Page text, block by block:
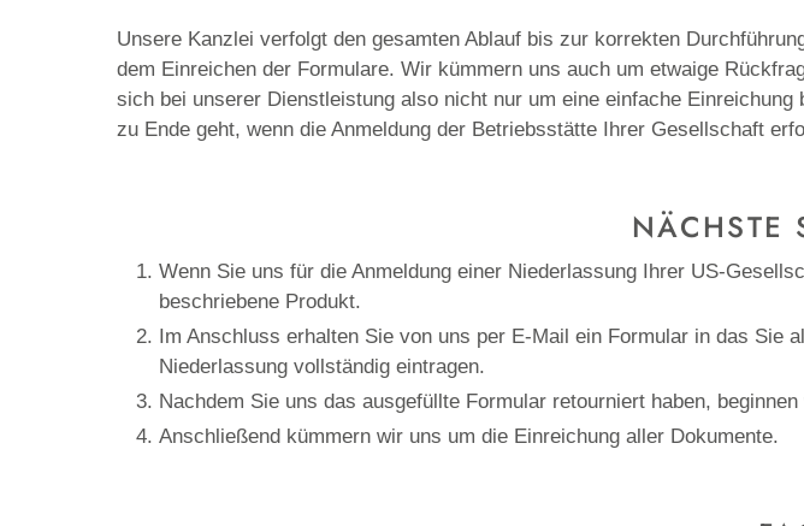
Unsere Kanzlei verfolgt den gesamten Ablauf bis zur korrekten
dem Einreichen der Formulare. Wir kümmern uns auch um etwaige
sich bei unserer Dienstleistung also nicht nur um eine einfache
zu Ende geht, wenn die Anmeldung der Betriebsstätte Ihrer Gesellschaft
NÄCHSTE
Wenn Sie uns für die Anmeldung einer Niederlassung Ihrer US-
beschriebene Produkt.
Im Anschluss erhalten Sie von uns per E-Mail ein Formular in das
Niederlassung vollständig eintragen.
Nachdem Sie uns das ausgefüllte Formular retourniert haben,
Anschließend kümmern wir uns um die Einreichung aller Dokumente.